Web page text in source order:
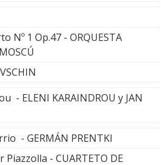
Nº 1 Op.47 - ORQUESTA
- ELENI KARAINDROU y JAN
- GERMÁN PRENTKI
Piazzolla - CUARTETO DE